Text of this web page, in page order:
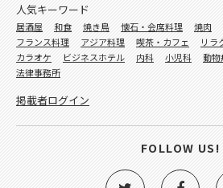
人気キーワード
居酒屋 和食 焼き鳥 懐石・会席料理 焼肉
フランス料理
アジア料理 喫茶・カフェ リラ
カラオケ
ビジネスホテル 内科 小児科 動物
法律事務所
掲載者ログイン
FOLLOW US!